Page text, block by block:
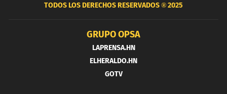
TODOS LOS DERECHOS RESERVADOS ®2025
GRUPO OPSA
LAPRENSA.HN
ELHERALDO.HN
GOTV